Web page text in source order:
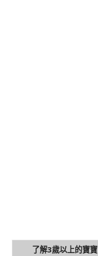
了解3歲以上的寶寶